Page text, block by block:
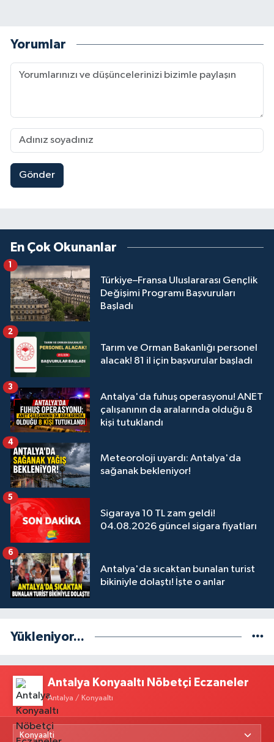
Yorumlar
Gönder
En Çok Okunanlar
Türkiye–Fransa Uluslararası Gençlik
Değişimi Programı Başvuruları
Başladı
1
Tarım ve Orman Bakanlığı personel
alacak! 81 il için başvurular başladı
2
Antalya'da fuhuş operasyonu! ANET
çalışanının da aralarında olduğu 8
kişi tutuklandı
3
Meteoroloji uyardı: Antalya'da
sağanak bekleniyor!
4
Sigaraya 10 TL zam geldi!
04.08.2026 güncel sigara fiyatları
5
Antalya'da sıcaktan bunalan turist
bikiniyle dolaştı! İşte o anlar
6
Yükleniyor...
Antalya Konyaaltı Nöbetçi Eczaneler
Antalya / Konyaaltı